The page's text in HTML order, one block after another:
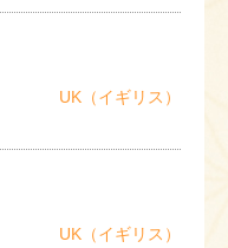
UK（イギリス）
UK（イギリス）